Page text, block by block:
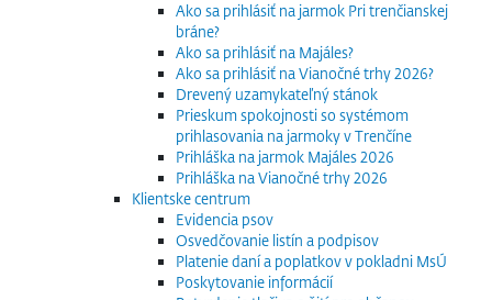
Ako sa prihlásiť na jarmok Pri trenčianskej
bráne?
Ako sa prihlásiť na Majáles?
Ako sa prihlásiť na Vianočné trhy 2026?
Drevený uzamykateľný stánok
Prieskum spokojnosti so systémom
prihlasovania na jarmoky v Trenčíne
Prihláška na jarmok Majáles 2026
Prihláška na Vianočné trhy 2026
Klientske centrum
Evidencia psov
Osvedčovanie listín a podpisov
Platenie daní a poplatkov v pokladni MsÚ
Poskytovanie informácií